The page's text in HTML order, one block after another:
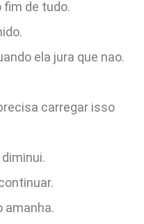
fim de tudo.
ela jura que nao.
carregar isso
amanha.